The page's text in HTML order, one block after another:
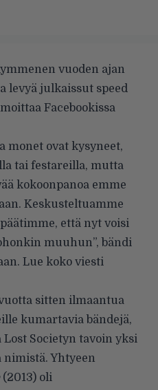
vuoden ajan
levyä julkaissut speed
Facebookissa
monet ovat kysyneet,
tai festareilla, mutta
kokoonpanoa emme
Keskusteltuamme
että nyt voisi
muuhun”, bändi
Lue koko viesti
sitten ilmaantua
kumartavia bändejä,
Societyn tavoin yksi
Yhtyeen
(2013) oli